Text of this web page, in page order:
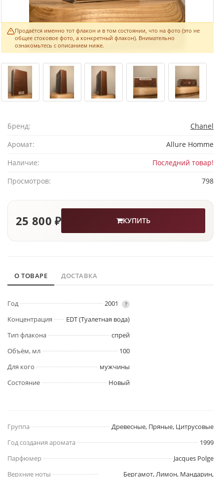
Продаётся именно тот флакон и в том состоянии, что на фото (это не
общее стоковое фото, а конкретный флакон). Внимательно
ознакомьтесь с описанием ниже.
Бренд:
Chanel
Аромат:
Allure Homme
Наличие:
Последний товар!
Просмотров:
798
25 800 ₽ КУПИТЬ
О ТОВАРЕ ДОСТАВКА
Год 2001 ?
Концентрация
EDT (Туалетная вода)
Тип флакона
спрей
Объём, мл
100
Для кого
мужчины
Состояние
Новый
Группа
Древесные, Пряные, Цитрусовые
Год создания аромата
1999
Парфюмер
Jacques Polge
Верхние ноты
Бергамот, Лимон, Мандарин,